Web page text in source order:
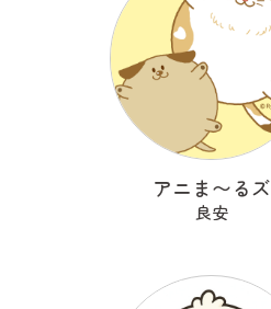
アニま〜るズ
良安